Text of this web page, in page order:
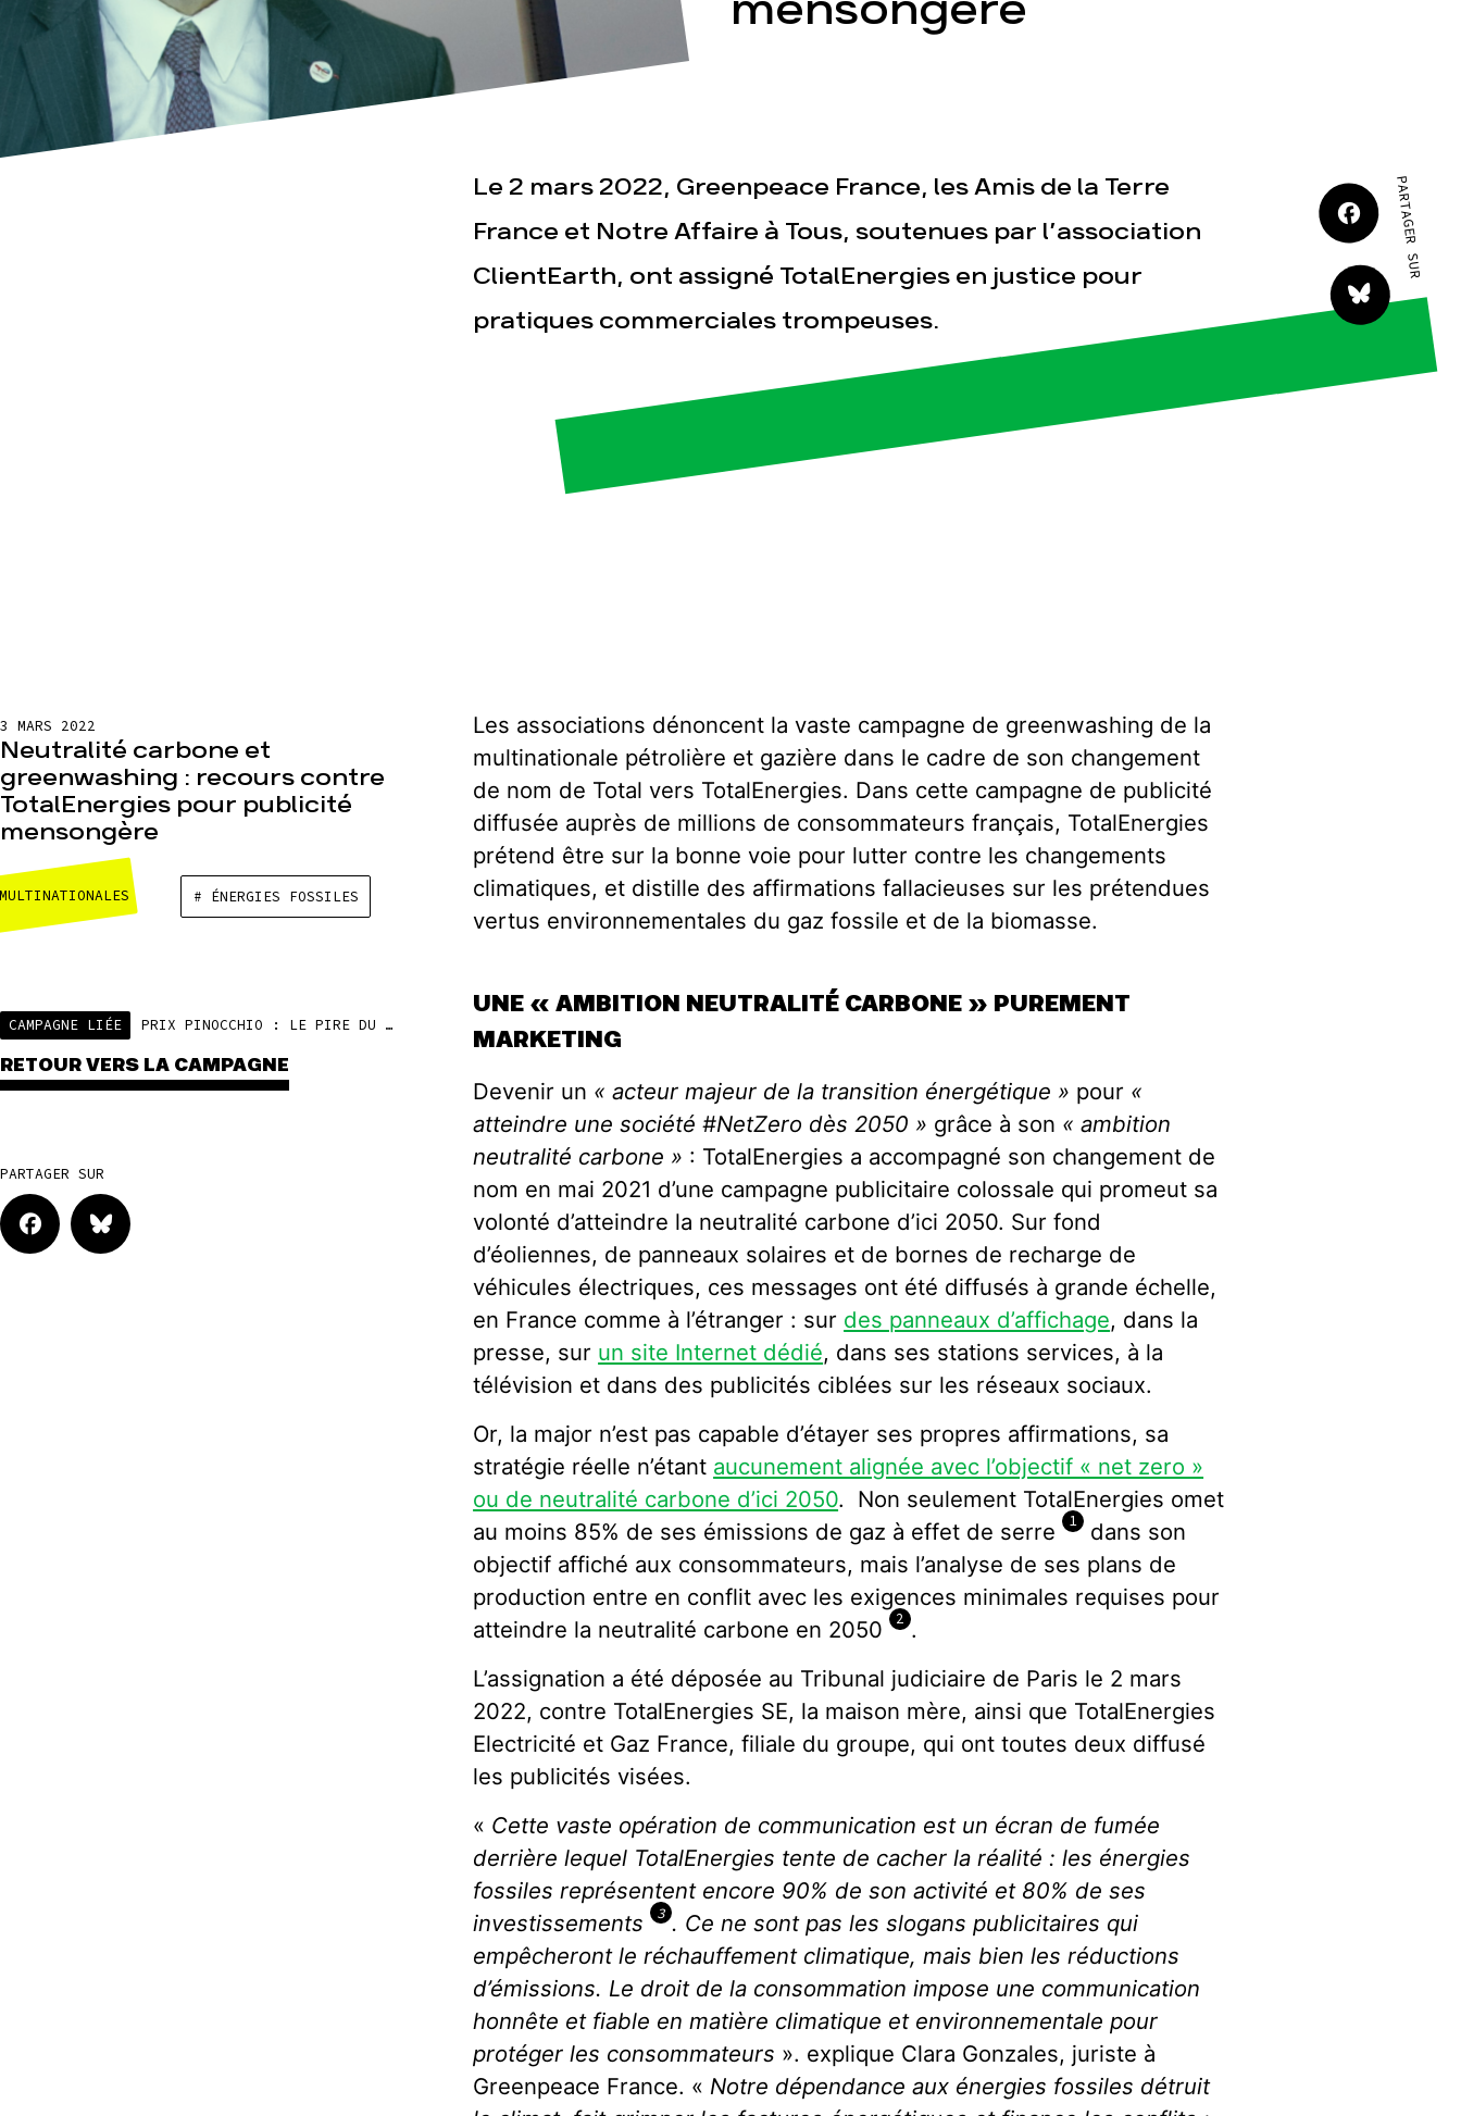
Espace presse Publications Contact
mensongère
Le 2 mars 2022, Greenpeace France, les Amis de la Terre
France et Notre Affaire à Tous, soutenues par l’association
ClientEarth, ont assigné TotalEnergies en justice pour
pratiques commerciales trompeuses.
PARTAGER SUR
3 MARS 2022
Neutralité carbone et
greenwashing : recours contre
TotalEnergies pour publicité
mensongère
# ÉNERGIES FOSSILES
CAMPAGNE LIÉE PRIX PINOCCHIO : LE PIRE DU GREENWASHING
RETOUR VERS LA CAMPAGNE
PARTAGER SUR
Les associations dénoncent la vaste campagne de greenwashing de la
multinationale pétrolière et gazière dans le cadre de son changement
de nom de Total vers TotalEnergies. Dans cette campagne de publicité
diffusée auprès de millions de consommateurs français, TotalEnergies
prétend être sur la bonne voie pour lutter contre les changements
climatiques, et distille des affirmations fallacieuses sur les prétendues
vertus environnementales du gaz fossile et de la biomasse.
UNE « AMBITION NEUTRALITÉ CARBONE » PUREMENT
MARKETING
Devenir un « acteur majeur de la transition énergétique » pour «
atteindre une société #NetZero dès 2050 » grâce à son « ambition
neutralité carbone » : TotalEnergies a accompagné son changement de
nom en mai 2021 d’une campagne publicitaire colossale qui promeut sa
volonté d’atteindre la neutralité carbone d’ici 2050. Sur fond
d’éoliennes, de panneaux solaires et de bornes de recharge de
véhicules électriques, ces messages ont été diffusés à grande échelle,
en France comme à l’étranger : sur des panneaux d’affichage, dans la
presse, sur un site Internet dédié, dans ses stations services, à la
télévision et dans des publicités ciblées sur les réseaux sociaux.
Or, la major n’est pas capable d’étayer ses propres affirmations, sa
stratégie réelle n’étant aucunement alignée avec l’objectif « net zero »
ou de neutralité carbone d’ici 2050. Non seulement TotalEnergies omet
au moins 85% de ses émissions de gaz à effet de serre
1
dans son
objectif affiché aux consommateurs, mais l’analyse de ses plans de
production entre en conflit avec les exigences minimales requises pour
atteindre la neutralité carbone en 2050 2 .
L’assignation a été déposée au Tribunal judiciaire de Paris le 2 mars
2022, contre TotalEnergies SE, la maison mère, ainsi que TotalEnergies
Electricité et Gaz France, filiale du groupe, qui ont toutes deux diffusé
les publicités visées.
« Cette vaste opération de communication est un écran de fumée
derrière lequel TotalEnergies tente de cacher la réalité : les énergies
fossiles représentent encore 90% de son activité et 80% de ses
investissements 3 . Ce ne sont pas les slogans publicitaires qui
empêcheront le réchauffement climatique, mais bien les réductions
d’émissions. Le droit de la consommation impose une communication
honnête et fiable en matière climatique et environnementale pour
protéger les consommateurs ». explique Clara Gonzales, juriste à
Greenpeace France. « Notre dépendance aux énergies fossiles détruit